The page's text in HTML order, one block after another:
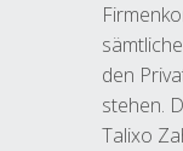
den
stehen.
Talixo